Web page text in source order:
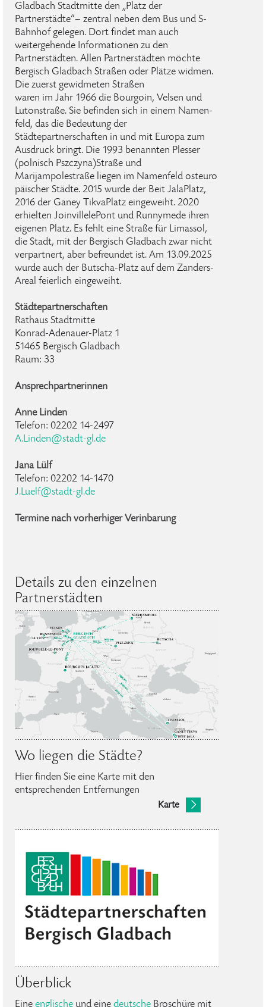
Gladbach Stadtmitte den „Platz der
Partnerstädte“– zentral neben dem Bus­ und S­
Bahnhof gelegen. Dort findet man auch
weitergehende Informationen zu den
Partnerstädten. Allen Partnerstädten möchte
Bergisch Gladbach Straßen oder Plätze widmen.
Die zuerst gewidmeten Straßen
waren im Jahr 1966 die Bourgoin­, Velsen­ und
Lutonstraße. Sie befinden sich in einem Namen­
feld, das die Bedeutung der
Städtepartnerschaften in und mit Europa zum
Ausdruck bringt. Die 1993 benannten Plesser
(polnisch Pszczyna)­Straße und
Marijampolestraße liegen im Namenfeld osteuro­
päischer Städte. 2015 wurde der Beit Jala­Platz,
2016 der Ganey Tikva­Platz eingeweiht. 2020
erhielten Joinville­le­Pont und Runnymede ihren
eigenen Platz. Es fehlt eine Straße für Limassol,
die Stadt, mit der Bergisch Gladbach zwar nicht
verpartnert, aber befreundet ist. Am 13.09.2025
wurde auch der Butscha-Platz auf dem Zanders-
Areal feierlich eingeweiht.
Städtepartnerschaften
Rathaus Stadtmitte
Konrad-Adenauer-Platz 1
51465 Bergisch Gladbach
Raum: 33
Ansprechpartnerinnen
Anne Linden
Telefon: 02202 14-2497
A.Linden@stadt-gl.de
Jana Lülf
Telefon: 02202 14-1470
J.Luelf@stadt-gl.de
Termine nach vorherhiger Verinbarung
Details zu den einzelnen
Partnerstädten
Wo liegen die Städte?
Hier finden Sie eine Karte mit den
entsprechenden Entfernungen
Karte
Überblick
Eine englische und eine deutsche Broschüre mit